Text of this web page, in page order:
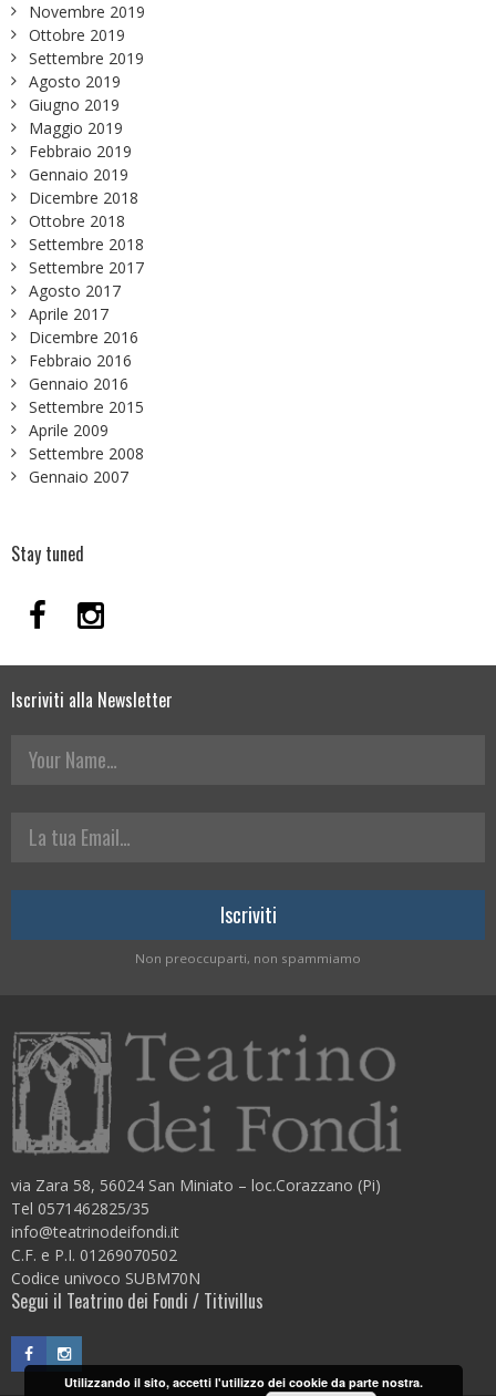
Novembre 2019
Ottobre 2019
Settembre 2019
Agosto 2019
Giugno 2019
Maggio 2019
Febbraio 2019
Gennaio 2019
Dicembre 2018
Ottobre 2018
Settembre 2018
Settembre 2017
Agosto 2017
Aprile 2017
Dicembre 2016
Febbraio 2016
Gennaio 2016
Settembre 2015
Aprile 2009
Settembre 2008
Gennaio 2007
Stay tuned
Iscriviti alla Newsletter
Non preoccuparti, non spammiamo
via Zara 58, 56024 San Miniato – loc.Corazzano (Pi)
Tel 0571462825/35
info@teatrinodeifondi.it
C.F. e P.I. 01269070502
Codice univoco SUBM70N
Segui il Teatrino dei Fondi / Titivillus
Utilizzando il sito, accetti l'utilizzo dei cookie da parte nostra.